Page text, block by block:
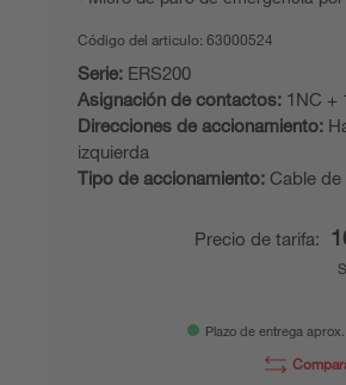
Código del articulo: 63000524
Serie: ERS200
Asignación de contactos: 1NC +
Direcciones de accionamiento:
izquierda
Tipo de accionamiento: Cable
Precio de tarifa:
Plazo de entrega